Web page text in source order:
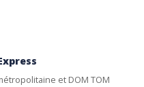
et DOM TOM